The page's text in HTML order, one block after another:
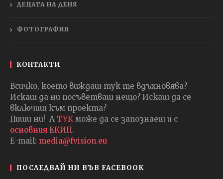
ДЕЦАТА НА ДЕНЯ
ФОТОГРАФИЯ
КОНТАКТИ
Всичко, което виждаш тук те вдъхновява?
Искаш да ни посъветваш нещо? Искаш да се
включиш към проекта?
Пиши ни! А ТУК може да се запознаеш и с
основния ЕКИП.
E-mail: media@fvision.eu
ПОСЛЕДВАЙ НИ ВЪВ FACEBOOK